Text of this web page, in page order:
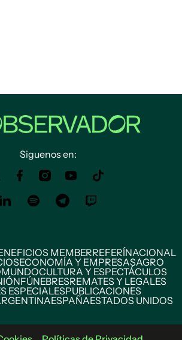
Siguenos en:
MEMBERREFERÍNACIONAL
ECONOMÍA Y EMPRESASAGRO
MUNDOCULTURA Y ESPECTÁCULOS
FÚNEBRESREMATES Y LEGALES
ESPECIALESPUBLICACIONES
ESPAÑAESTADOS UNIDOS